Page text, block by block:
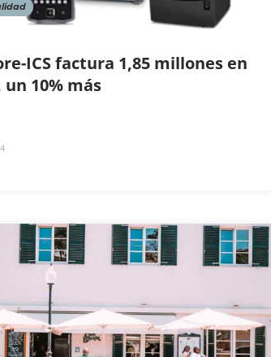
ICS factura 1,85 millones en
un 10% más